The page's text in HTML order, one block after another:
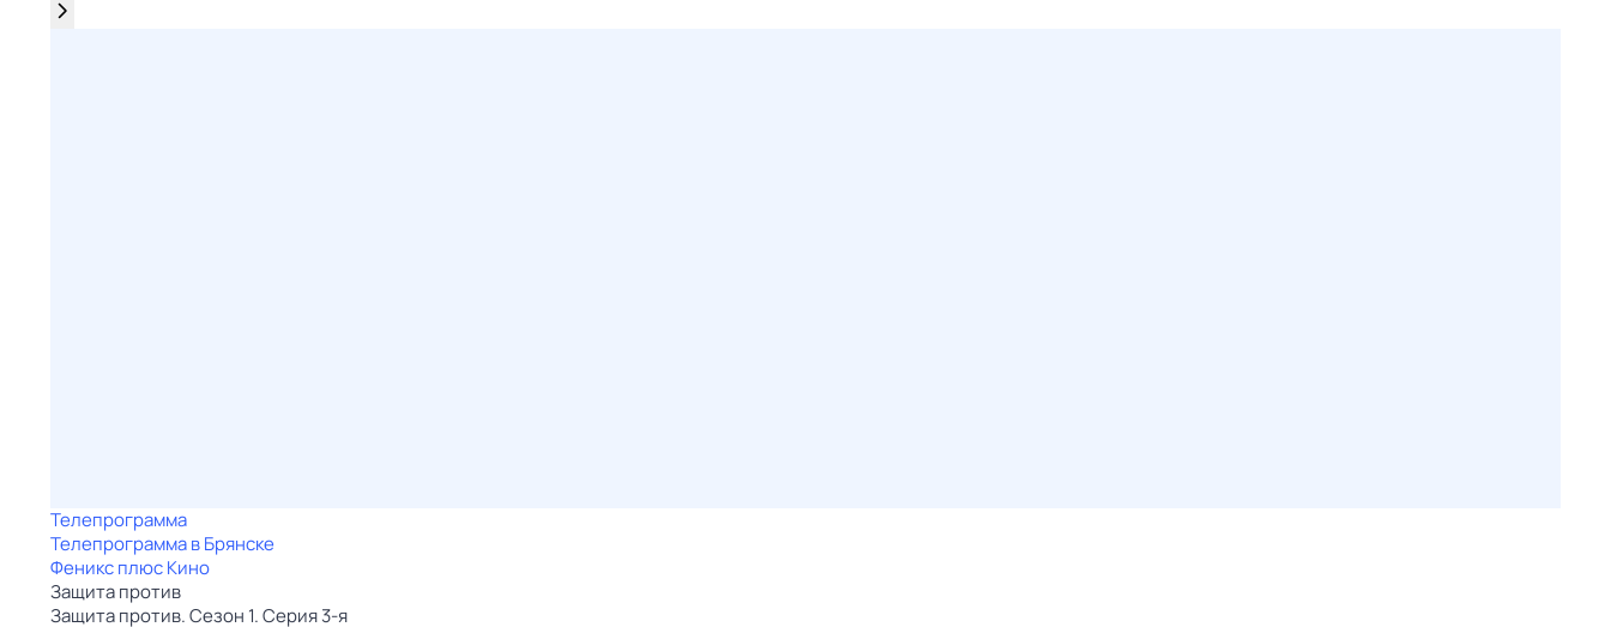
Телепрограмма
Телепрограмма в Брянске
Феникс плюс Кино
Защита против
Защита против. Сезон 1. Серия 3-я